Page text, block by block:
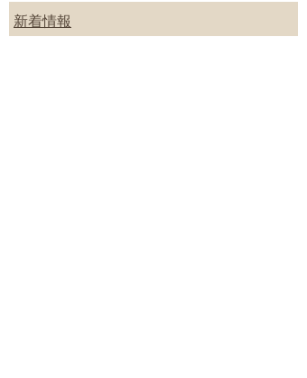
新着情報